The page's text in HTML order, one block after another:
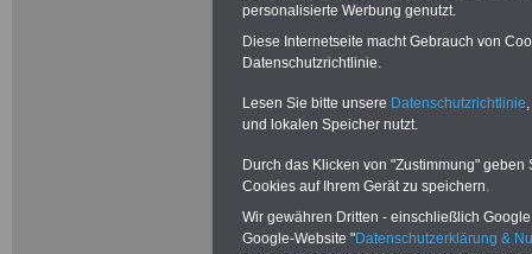
Zur Übersicht
personalisierte Werbung genutzt.
Diese Internetseite macht Gebrauch von
Datenschutzrichtlinie.
Lesen Sie bitte unsere Datenschutzrichtlinie
und lokalen Speicher nutzt.
Durch das Klicken von "Zustimmung"
Cookies auf Ihrem Gerät zu speichern.
Wir gewähren Dritten - einschließlich
Google-Website "Datenschutzerklärung &